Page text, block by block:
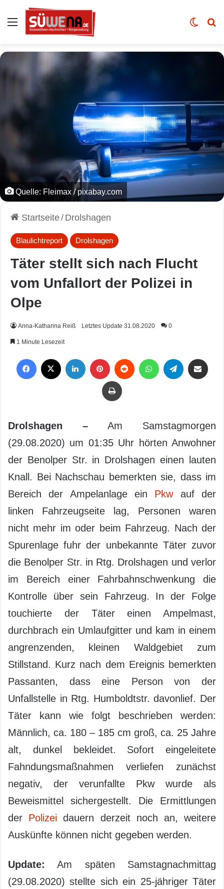
Auswahl Skin
Quelle: Fleimax / pixabay.com
Startseite/ Drolshagen
Blaulichtreport Drolshagen
Täter stellt sich nach Flucht
vom Unfallort der Polizei in
Olpe
Anna-Katharina Reiß Letztes Update 31.08.2020 0
1 Minute Lesezeit
Drucken
Drolshagen – Am Samstagmorgen
(29.08.2020) um 01:35 Uhr hörten Anwohner
der Benolper Str. in Drolshagen einen lauten
Knall. Bei Nachschau bemerkten sie, dass im
Bereich der Ampelanlage ein Pkwauf der
linken Fahrzeugseite lag, Personen waren
nicht mehr im oder beim Fahrzeug. Nach der
Spurenlage fuhr der unbekannte Täter zuvor
die Benolper Str. in Rtg. Drolshagen und verlor
im Bereich einer Fahrbahnschwenkung die
Kontrolle über sein Fahrzeug. In der Folge
touchierte der Täter einen Ampelmast,
durchbrach ein Umlaufgitter und kam in einem
angrenzenden, kleinen Waldgebiet zum
Stillstand. Kurz nach dem Ereignis bemerkten
Passanten, dass eine Person von der
Unfallstelle in Rtg. Humboldtstr. davonlief. Der
Täter kann wie folgt beschrieben werden:
Männlich, ca. 180 – 185 cm groß, ca. 25 Jahre
alt, dunkel bekleidet. Sofort eingeleitete
Fahndungsmaßnahmen verliefen zunächst
negativ, der verunfallte Pkw wurde als
Beweismittel sichergestellt. Die Ermittlungen
der Polizei dauern derzeit noch an, weitere
Auskünfte können nicht gegeben werden.
Update: Am späten Samstagnachmittag
(29.08.2020) stellte sich ein 25-jähriger Täter